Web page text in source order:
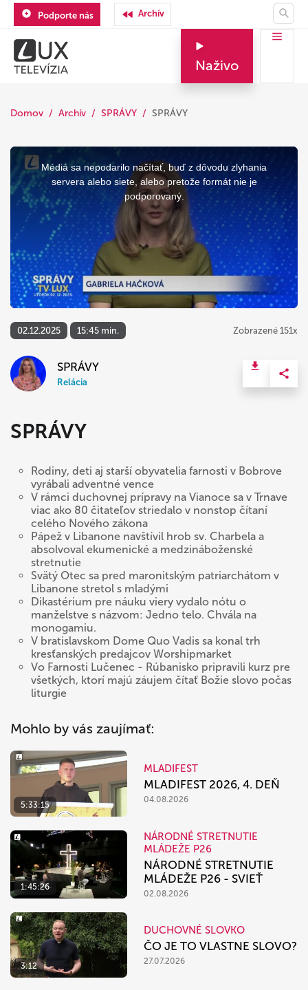
Podporte nás Archív
Naživo
Domov Archív SPRÁVY SPRÁVY
This
modal
window.
Médiá sa nepodarilo načítať, buď z dôvodu zlyhania
servera alebo siete, alebo pretože formát nie je
podporovaný.
02.12.2025 15:45 min. Zobrazené 151x
SPRÁVY
Relácia
SPRÁVY
Rodiny, deti aj starší obyvatelia farnosti v Bobrove
vyrábali adventné vence
V rámci duchovnej prípravy na Vianoce sa v Trnave
viac ako 80 čitateľov striedalo v nonstop čítaní
celého Nového zákona
Pápež v Libanone navštívil hrob sv. Charbela a
absolvoval ekumenické a medzináboženské
stretnutie
Svätý Otec sa pred maronitským patriarchátom v
Libanone stretol s mladými
Dikastérium pre náuku viery vydalo nótu o
manželstve s názvom: Jedno telo. Chvála na
monogamiu.
V bratislavskom Dome Quo Vadis sa konal trh
kresťanských predajcov Worshipmarket
Vo Farnosti Lučenec - Rúbanisko pripravili kurz pre
všetkých, ktorí majú záujem čítať Božie slovo počas
liturgie
Mohlo by vás zaujímať:
5:33:15
MLADIFEST
MLADIFEST 2026, 4. DEŇ
04.08.2026
1:45:26
NÁRODNÉ STRETNUTIE
MLÁDEŽE P26
NÁRODNÉ STRETNUTIE
MLÁDEŽE P26 - SVIEŤ
02.08.2026
3:12
DUCHOVNÉ SLOVKO
ČO JE TO VLASTNE SLOVO?
27.07.2026